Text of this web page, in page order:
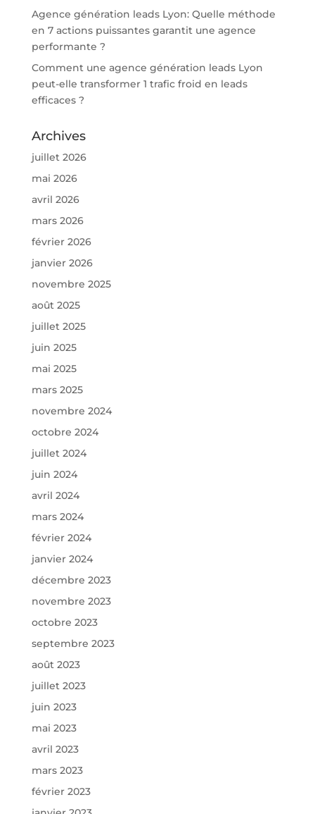
Agence génération leads Lyon: Quelle méthode
en 7 actions puissantes garantit une agence
performante ?
Comment une agence génération leads Lyon
peut-elle transformer 1 trafic froid en leads
efficaces ?
Archives
juillet 2026
mai 2026
avril 2026
mars 2026
février 2026
janvier 2026
novembre 2025
août 2025
juillet 2025
juin 2025
mai 2025
mars 2025
novembre 2024
octobre 2024
juillet 2024
juin 2024
avril 2024
mars 2024
février 2024
janvier 2024
décembre 2023
novembre 2023
octobre 2023
septembre 2023
août 2023
juillet 2023
juin 2023
mai 2023
avril 2023
mars 2023
février 2023